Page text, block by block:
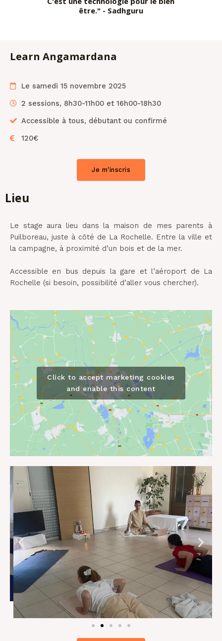
être." - Sadhguru
Learn Angamardana
Le samedi 15 novembre 2025
2 sessions, 8h30-11h00 et 16h00-18h30
Accessible à tous, débutant ou confirmé
120€
Je m'inscris
Lieu
Le stage aura lieu dans la maison de mes parents à
Puilboreau, juste à côté de La Rochelle. Entre la ville et
la campagne, à proximité d’un bois et de la mer.
Accessible en bus depuis la gare et l’aéroport de La
Rochelle (si besoin, possibilité d’aller vous chercher).
Click to accept marketing cookies
and enable this content